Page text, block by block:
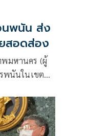
นพนัน ส่ง
สอดส่อง
พมหานคร (ผู้
พนันในเขต